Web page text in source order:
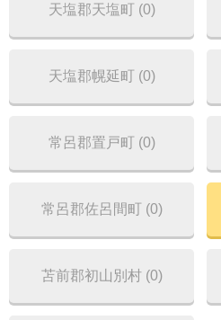
天塩郡天塩町 (0)
天塩郡幌延町 (0)
常呂郡置戸町 (0)
常呂郡佐呂間町 (0)
苫前郡初山別村 (0)